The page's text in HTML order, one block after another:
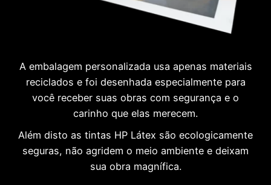
A embalagem personalizada usa apenas materiais
reciclados e foi desenhada especialmente para
você receber suas obras com segurança e o
carinho que elas merecem.
Além disto as tintas HP Látex são ecologicamente
seguras, não agridem o meio ambiente e deixam
sua obra magnífica.